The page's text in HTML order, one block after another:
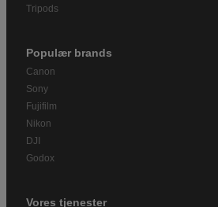
Tripods
Populær brands
Canon
Sony
Fujifilm
Nikon
DJI
Godox
Vores tjenester